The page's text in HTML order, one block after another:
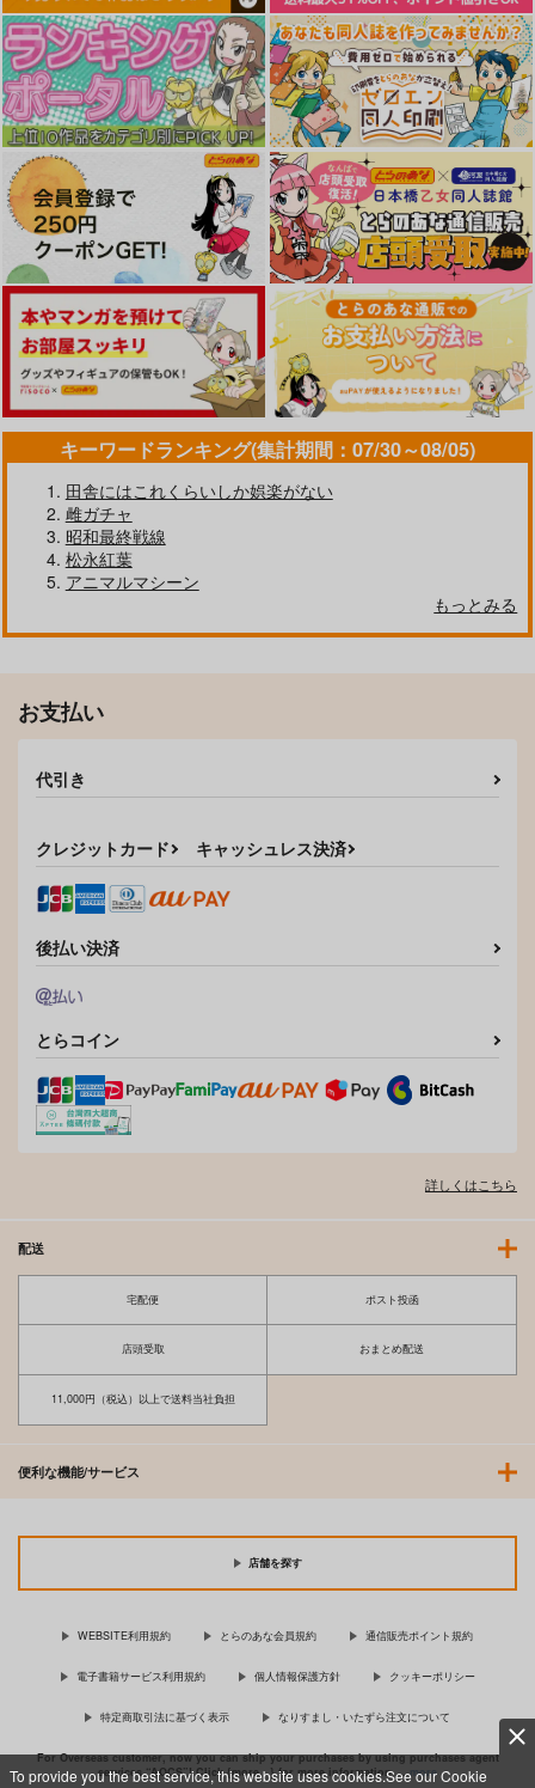
To provide you the best service, this website uses cookies.See our Cookie
キーワードランキング(集計期間：07/30～08/05)
田舎にはこれくらいしか娯楽がない
雌ガチャ
昭和最終戦線
松永紅葉
アニマルマシーン
もっとみる
お支払い
代引き
クレジットカード キャッシュレス決済
後払い決済
とらコイン
詳しくはこちら
配送
宅配便 ポスト投函
店頭受取 おまとめ配送
11,000円（税込）以上で送料当社負担
便利な機能/サービス
店舗を探す
WEBSITE利用規約 とらのあな会員規約 通信販売ポイント規約
電子書籍サービス利用規約 個人情報保護方針 クッキーポリシー
特定商取引法に基づく表示 なりすまし・いたずら注文について
For Overseas customer, now you can ship your purchases by using purchases agent
services “AOCS”! Click {more…} for more information …more